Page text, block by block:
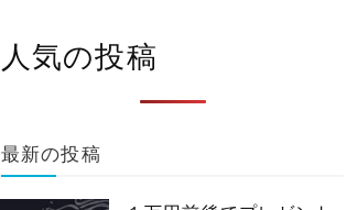
人気の投稿
最新の投稿